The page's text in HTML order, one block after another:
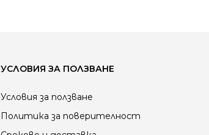
УСЛОВИЯ ЗА ПОЛЗВАНЕ
Условия за ползване
Политика за поверителност